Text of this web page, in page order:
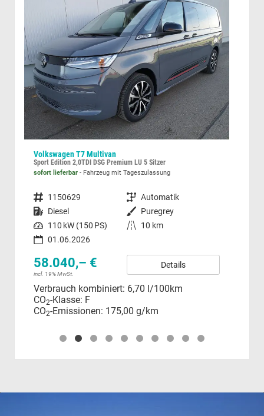
Volkswagen T7 Multivan
Sport Edition 2,0TDI DSG Premium LÜ 5 Sitzer
sofort lieferbar Fahrzeug mit Tageszulassung
Fahrzeugnummer 1150629 Getriebe Automatik
Kraftstoff Diesel Außenfarbe Puregrey
Leistung 110 kW (150 PS) Kilometerstand
10 km
01.06.2026
58.040,– €
incl. 19% MwSt.
Details
Verbrauch kombiniert: 6,70 l/100km
CO2-Klasse: F
CO2-Emissionen: 175,00 g/km